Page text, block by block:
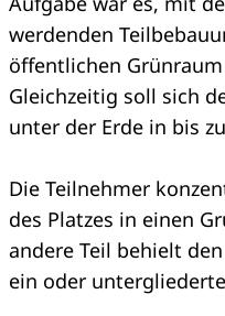
werdenden
öffentlichen
Gleichzeitig soll sich
unter der Erde in bis
Die Teilnehmer
des Platzes in einen
andere Teil behielt
ein oder